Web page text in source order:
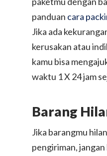
panduan cara
Jika ada
kerusakan atau
kamu bisa
waktu 1 X 24 jam
Barang
Jika barangmu
pengiriman,